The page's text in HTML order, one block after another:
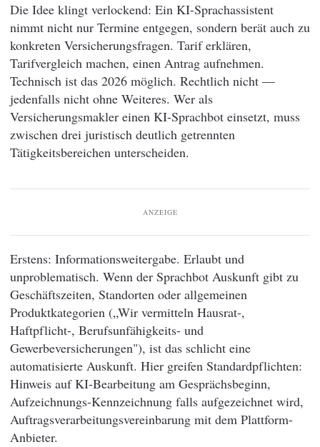
Die Idee klingt verlockend: Ein KI-Sprachassistent
nimmt nicht nur Termine entgegen, sondern berät auch zu
konkreten Versicherungsfragen. Tarif erklären,
Tarifvergleich machen, einen Antrag aufnehmen.
Technisch ist das 2026 möglich. Rechtlich nicht —
jedenfalls nicht ohne Weiteres. Wer als
Versicherungsmakler einen KI-Sprachbot einsetzt, muss
zwischen drei juristisch deutlich getrennten
Tätigkeitsbereichen unterscheiden.
ANZEIGE
Erstens: Informationsweitergabe. Erlaubt und
unproblematisch. Wenn der Sprachbot Auskunft gibt zu
Geschäftszeiten, Standorten oder allgemeinen
Produktkategorien („Wir vermitteln Hausrat-,
Haftpflicht-, Berufsunfähigkeits- und
Gewerbeversicherungen"), ist das schlicht eine
automatisierte Auskunft. Hier greifen Standardpflichten:
Hinweis auf KI-Bearbeitung am Gesprächsbeginn,
Aufzeichnungs-Kennzeichnung falls aufgezeichnet wird,
Auftragsverarbeitungsvereinbarung mit dem Plattform-
Anbieter.